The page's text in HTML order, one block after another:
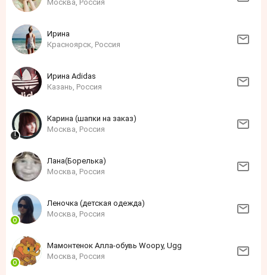
Москва, Россия
Ирина
Красноярск, Россия
Ирина Adidas
Казань, Россия
Карина (шапки на заказ)
Москва, Россия
Лана(Борелька)
Москва, Россия
Леночка (детская одежда)
Москва, Россия
Мамонтенок Алла-обувь Woopy, Ugg
Москва, Россия